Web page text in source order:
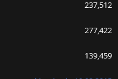
237,512
277,422
139,459